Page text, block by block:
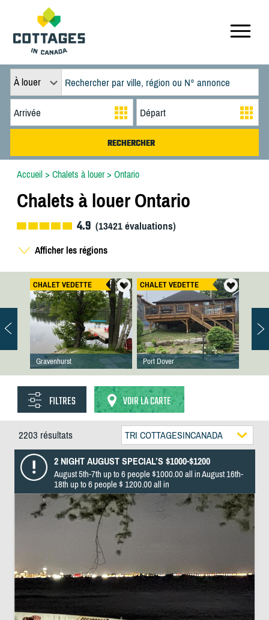
À louer
Accueil> Chalets à louer> Ontario
Chalets à louer Ontario
4.9 (13421évaluations)
Afficher les régions
CHALET VEDETTE
Gravenhurst
CHALET VEDETTE
Port Dover
FILTRES VOIR LA CARTE
2203 résultats TRI COTTAGESINCANADA
2 NIGHT AUGUST SPECIAL’S $1000-$1200
August 5th-7th up to 6 people $1000.00 all in August 16th-
18th up to 6 people $ 1200.00 all in